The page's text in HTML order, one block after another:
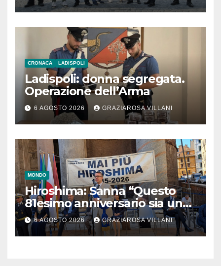
CRONACA LADISPOLI
Ladispoli: donna segregata.
Operazione dell’Arma
6 AGOSTO 2026 GRAZIAROSA VILLANI
MONDO
Hiroshima: Sanna “Questo
81esimo anniversario sia un
monito per tutti”
6 AGOSTO 2026 GRAZIAROSA VILLANI